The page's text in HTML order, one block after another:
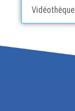
Vidéothèque